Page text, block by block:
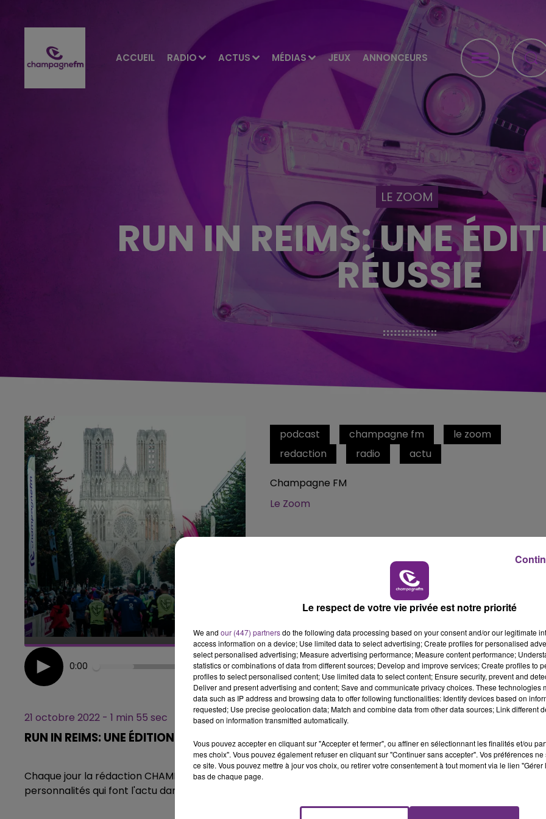
ACCUEIL RADIO ACTUS MÉDIAS JEUX ANNONCEURS
6h00 - 10h00
LA FAMILLE LE TICKET DE CAISSE
LE ZOOM
RUN IN REIMS: UNE
RÉUSSIE
podcast champagne fm
le zoom
redaction
radio actu
Champagne FM
Le Zoom
0:00 1 min 55
21 octobre 2022 - 1 min 55 sec
RUN IN REIMS: UNE ÉDITION 2022 RÉUSSIE
Chaque jour la rédaction CHAMPAGNE FM, vous propose un ZOOM sur un sujet d'actualité. Rencontre avec les
personnalités qui font l'actu dans notre région.
Le respect de votre vie privée est notre priorité
We and our (447) partnersdo the following data processing based on your consent and/or our legitimate
access information on a device; Use limited data to select advertising; Create profiles for personalised
select personalised advertising; Measure advertising performance; Measure content performance;
statistics or combinations of data from different sources; Develop and improve services; Create profiles to
profiles to select personalised content; Use limited data to select content; Ensure security, prevent and
Deliver and present advertising and content; Save and communicate privacy choices. These technologies
data such as IP address and browsing data to offer following functionalities: Identify devices based on
requested; Use precise geolocation data; Match and combine data from other data sources; Link different
based on information transmitted automatically.
Vous pouvez accepter en cliquant sur "Accepter et fermer", ou affiner en sélectionnant les finalités et/ou
mes choix". Vous pouvez également refuser en cliquant sur "Continuer sans accepter". Vos préférences
ce site. Vous pouvez mettre à jour vos choix, ou retirer votre consentement à tout moment via le lien
bas de chaque page.